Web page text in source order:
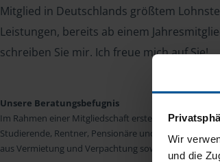
Wir
und die
Mitglied in Deutschlands größtem
Leistungen, bereits ab einem
schreiben Sie mir. Ich freue mich auf Sie!
Unsere Beratungsbefugnis
Im Rahmen einer Mitgliedschaft erstellen wir die
Studierende, Rentner, Pensionäre und
aus Vermietung und Verpachtung sowie